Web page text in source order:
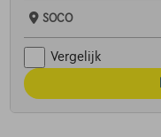
SOCO
Vergelijk